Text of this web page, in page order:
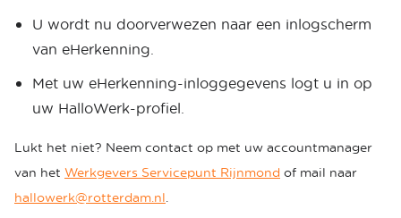
U wordt nu doorverwezen naar een inlogscherm
van eHerkenning.
Met uw eHerkenning-inloggegevens logt u in op
uw HalloWerk-profiel.
Lukt het niet? Neem contact op met uw accountmanager
van het Werkgevers Servicepunt Rijnmond of mail naar
hallowerk@rotterdam.nl.